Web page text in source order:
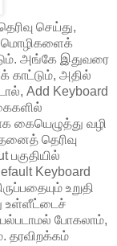
செய்து,
மொழிகளைக்
அங்கே இதுவரை
காட்டும், அதில்
Add Keyboard
கையெழுத்து வழி
தெரிவு
Keyboard
உறுதி
உள்ளீட்டைச்
போகலாம்,
தரவிறக்கம்